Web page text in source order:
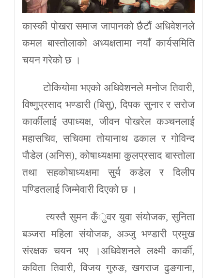
कास्की पोखरा समाज जापानको छैटौं अधिवेशनले
कमल बास्तोलाको अध्यक्षतामा नयाँ कार्यसमिति
चयन गरेको छ ।
टोकियोमा भएको अधिवेशनले मनोज तिवारी,
विष्णुप्रसाद भण्डारी (बिसु), दिपक सुनार र सरोज
कार्कीलाई उपाध्यक्ष, जीवन पोखरेल कञ्चनलाई
महासचिव, सचिवमा तोयानाथ ढकाल र गोविन्द
पौडेल (अनिस), कोषाध्यक्षमा कुलप्रसाद बास्तोला
तथा सहकोषाध्यक्षमा सुर्य कडेल र दिलीप
पण्डितलाई जिम्मेवारी दिएको छ ।
त्यस्तै सुमन कँुवर युवा संयोजक, सुनिता
बञ्जरा महिला संयोजक, अञ्जु भण्डारी प्रमुख
संरक्षक चयन भए ।अधिवेशनले लक्ष्मी कार्की,
कविता तिवारी, विजय गुरुङ, खगराज ढुङगाना,